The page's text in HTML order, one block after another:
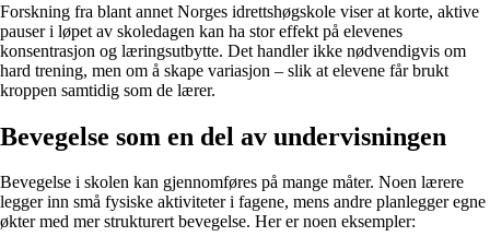
Forskning fra blant annet Norges idrettshøgskole viser at korte, aktive
pauser i løpet av skoledagen kan ha stor effekt på elevenes
konsentrasjon og læringsutbytte. Det handler ikke nødvendigvis om
hard trening, men om å skape variasjon – slik at elevene får brukt
kroppen samtidig som de lærer.
Bevegelse som en del av undervisningen
Bevegelse i skolen kan gjennomføres på mange måter. Noen lærere
legger inn små fysiske aktiviteter i fagene, mens andre planlegger egne
økter med mer strukturert bevegelse. Her er noen eksempler: